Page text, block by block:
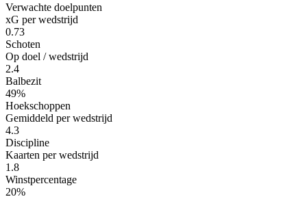
Verwachte doelpunten
xG per wedstrijd
0.73
Schoten
Op doel / wedstrijd
2.4
Balbezit
49%
Hoekschoppen
Gemiddeld per wedstrijd
4.3
Discipline
Kaarten per wedstrijd
1.8
Winstpercentage
20%